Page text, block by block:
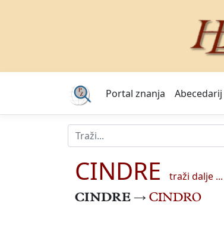
Portal znanja Abecedarij
CINDRE traži dalje ...
CINDRE → CINDRO